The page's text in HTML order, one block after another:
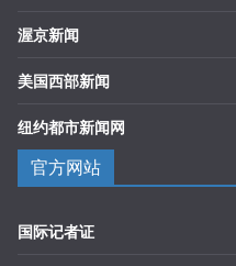
渥京新闻
美国西部新闻
纽约都市新闻网
官方网站
国际记者证